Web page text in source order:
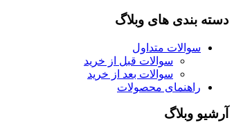
دسته بندی های وبلاگ
سوالات متداول
سوالات قبل از خرید
سوالات بعد از خرید
راهنمای محصولات
آرشیو وبلاگ